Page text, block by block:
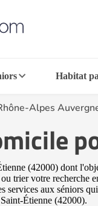
Habitat
Alpes
(42000) dont
trier votre recherche
services aux séniors
Étienne (42000).